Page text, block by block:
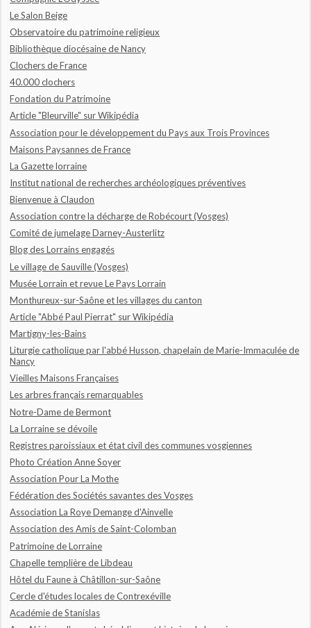
Le Salon Beige
Observatoire du patrimoine religieux
Bibliothèque diocésaine de Nancy
Clochers de France
40.000 clochers
Fondation du Patrimoine
Article "Bleurville" sur Wikipédia
Association pour le développement du Pays aux Trois Provinces
Maisons Paysannes de France
La Gazette lorraine
Institut national de recherches archéologiques préventives
Bienvenue à Claudon
Association contre la décharge de Robécourt (Vosges)
Comité de jumelage Darney-Austerlitz
Blog des Lorrains engagés
Le village de Sauville (Vosges)
Musée Lorrain et revue Le Pays Lorrain
Monthureux-sur-Saône et les villages du canton
Article "Abbé Paul Pierrat" sur Wikipédia
Martigny-les-Bains
Liturgie catholique par l'abbé Husson, chapelain de Marie-Immaculée de
Nancy
Vieilles Maisons Françaises
Les arbres français remarquables
Notre-Dame de Bermont
La Lorraine se dévoile
Registres paroissiaux et état civil des communes vosgiennes
Photo Création Anne Soyer
Association Pour La Mothe
Fédération des Sociétés savantes des Vosges
Association La Roye Demange d'Ainvelle
Association des Amis de Saint-Colomban
Patrimoine de Lorraine
Chapelle templière de Libdeau
Hôtel du Faune à Châtillon-sur-Saône
Cercle d'études locales de Contrexéville
Académie de Stanislas